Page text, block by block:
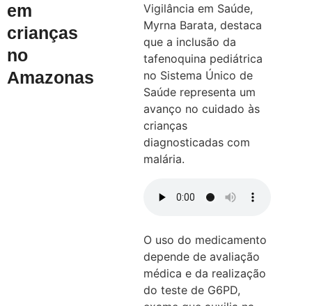
em
crianças
no
Amazonas
Vigilância em Saúde,
Myrna Barata, destaca
que a inclusão da
tafenoquina pediátrica
no Sistema Único de
Saúde representa um
avanço no cuidado às
crianças
diagnosticadas com
malária.
O uso do medicamento
depende de avaliação
médica e da realização
do teste de G6PD,